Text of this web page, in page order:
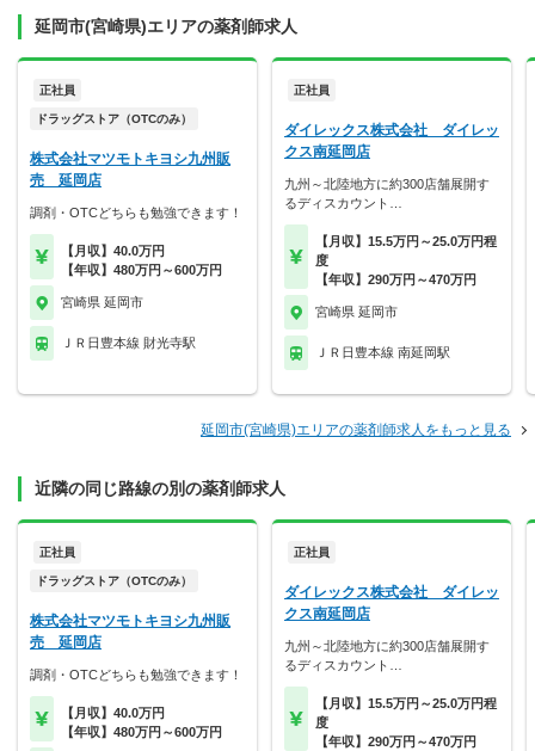
延岡市(宮崎県)エリアの薬剤師求人
正社員
ドラッグストア（OTCのみ）
株式会社マツモトキヨシ九州販
売 延岡店
調剤・OTCどちらも勉強できます！
【月収】40.0万円
【年収】480万円～600万円
宮崎県 延岡市
ＪＲ日豊本線 財光寺駅
正社員
ダイレックス株式会社 ダイレッ
クス南延岡店
九州～北陸地方に約300店舗展開す
るディスカウント…
【月収】15.5万円～25.0万円程
度
【年収】290万円～470万円
宮崎県 延岡市
ＪＲ日豊本線 南延岡駅
延岡市(宮崎県)エリアの薬剤師求人をもっと見る
近隣の同じ路線の別の薬剤師求人
正社員
ドラッグストア（OTCのみ）
株式会社マツモトキヨシ九州販
売 延岡店
調剤・OTCどちらも勉強できます！
【月収】40.0万円
【年収】480万円～600万円
正社員
ダイレックス株式会社 ダイレッ
クス南延岡店
九州～北陸地方に約300店舗展開す
るディスカウント…
【月収】15.5万円～25.0万円程
度
【年収】290万円～470万円